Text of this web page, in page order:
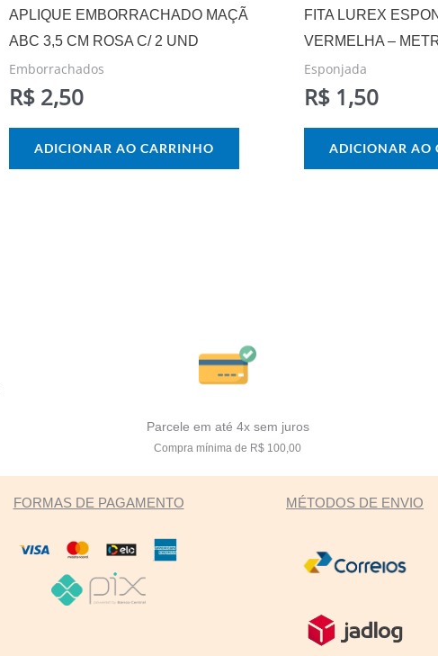
APLIQUE EMBORRACHADO MAÇÃ
ABC 3,5 CM ROSA C/ 2 UND
Emborrachados
R$2,50
ADICIONAR AO CARRINHO
FITA LUREX
VERMELHA –
Esponjada
R$ 1,50
ADICIONAR AO
Parcele em até 4x sem juros
Compra mínima de R$ 100,00
FORMAS DE PAGAMENTO MÉTODOS DE ENVIO